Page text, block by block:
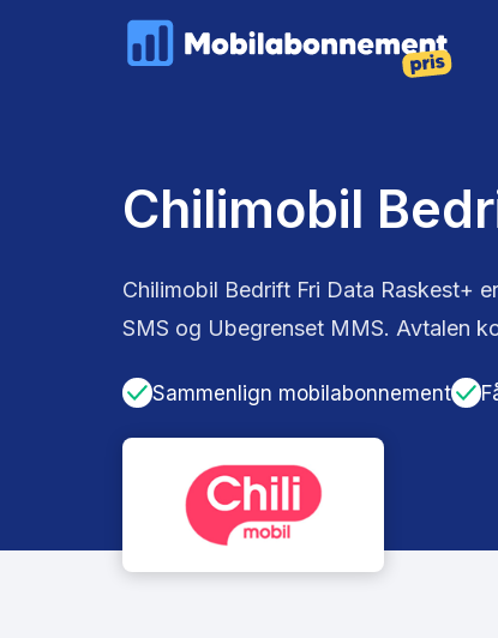
Chilimobil
Chilimobil Bedrift Fri Data Raskest+
SMS og Ubegrenset MMS. Avtalen
Sammenlign mobilabonnement